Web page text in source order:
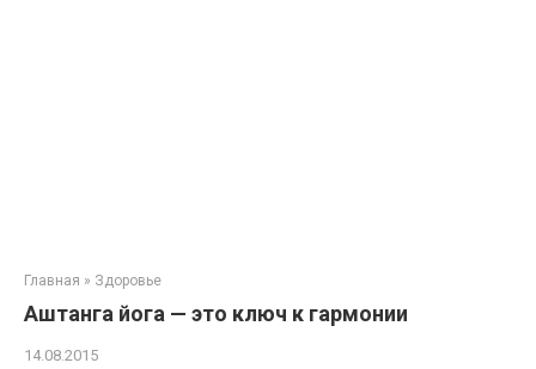
Главная » Здоровье
Аштанга йога — это ключ к гармонии
14.08.2015